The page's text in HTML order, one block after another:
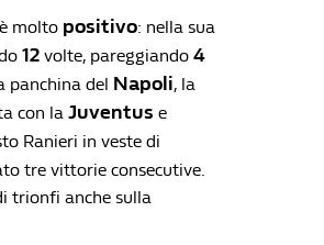
è molto positivo: nella sua
12 volte, pareggiando 4
panchina del Napoli, la
con la Juventus e
Ranieri in veste di
tre vittorie consecutive.
trionfi anche sulla